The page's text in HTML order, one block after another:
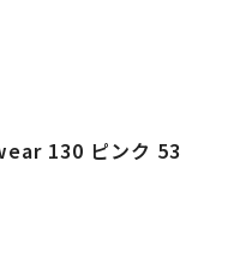
130 ピンク 53